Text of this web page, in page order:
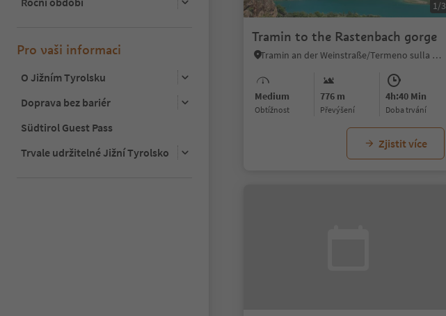
Pro vaši informaci
O Jižním Tyrolsku
Doprava bez bariér
Südtirol Guest Pass
Trvale udržitelné Jižní Tyrolsko
1/3
Tramin to the Rastenbach gorge
Tramin an der Weinstraße/Termeno sulla Strada del Vino, Alto Adige Wine Road
Medium
Obtížnost
776 m
Převýšení
4h:40 Min
doba trvání
Zjistit více